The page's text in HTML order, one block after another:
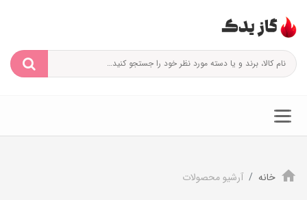
خانه آرشیو محصولات